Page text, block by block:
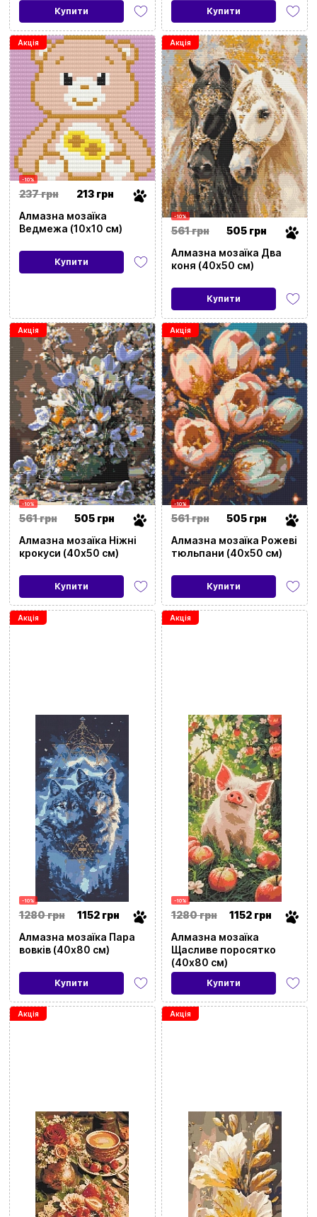
Купити Купити
Акція
-10%
237 грн
213 грн
Алмазна мозаїка
Ведмежа (10х10 см)
Купити
Акція
-10%
561 грн
505 грн
Алмазна мозаїка Два
коня (40х50 см)
Купити
Акція
-10%
561 грн
505 грн
Алмазна мозаїка Ніжні
крокуси (40х50 см)
Купити
Акція
-10%
561 грн
505 грн
Алмазна мозаїка Рожеві
тюльпани (40х50 см)
Купити
Акція
-10%
1280 грн
1152 грн
Алмазна мозаїка Пара
вовків (40х80 см)
Купити
Акція
-10%
1280 грн
1152 грн
Алмазна мозаїка
Щасливе поросятко
(40х80 см)
Купити
Акція Акція